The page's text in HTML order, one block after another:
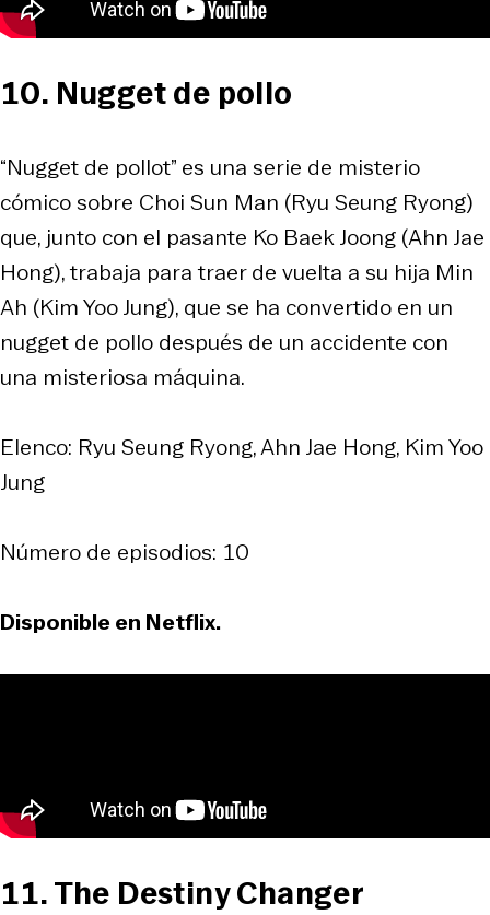
10. Nugget de pollo
“Nugget de pollot” es una serie de misterio
cómico sobre Choi Sun Man (Ryu Seung Ryong)
que, junto con el pasante Ko Baek Joong (Ahn Jae
Hong), trabaja para traer de vuelta a su hija Min
Ah (Kim Yoo Jung), que se ha convertido en un
nugget de pollo después de un accidente con
una misteriosa máquina.
Elenco: Ryu Seung Ryong, Ahn Jae Hong, Kim Yoo
Jung
Número de episodios: 10
Disponible en Netflix.
11. The Destiny Changer